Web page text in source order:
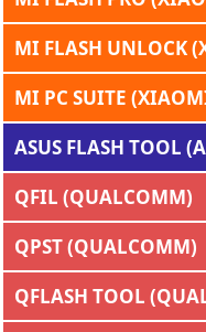
MI FLASH UNLOCK
MI PC SUITE
ASUS FLASH TOOL
QFIL (QUALCOMM)
QPST (QUALCOMM)
QFLASH TOOL